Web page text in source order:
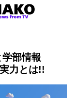
学部情報
力とは!!